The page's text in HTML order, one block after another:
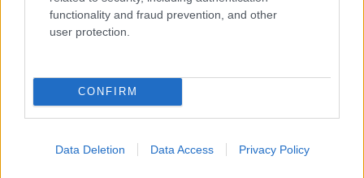
functionality and fraud prevention, and other
user protection.
CONFIRM
Data Deletion Data Access Privacy Policy
υπάρχει σπουδαίο όραμα στον Παναθηναϊκό»